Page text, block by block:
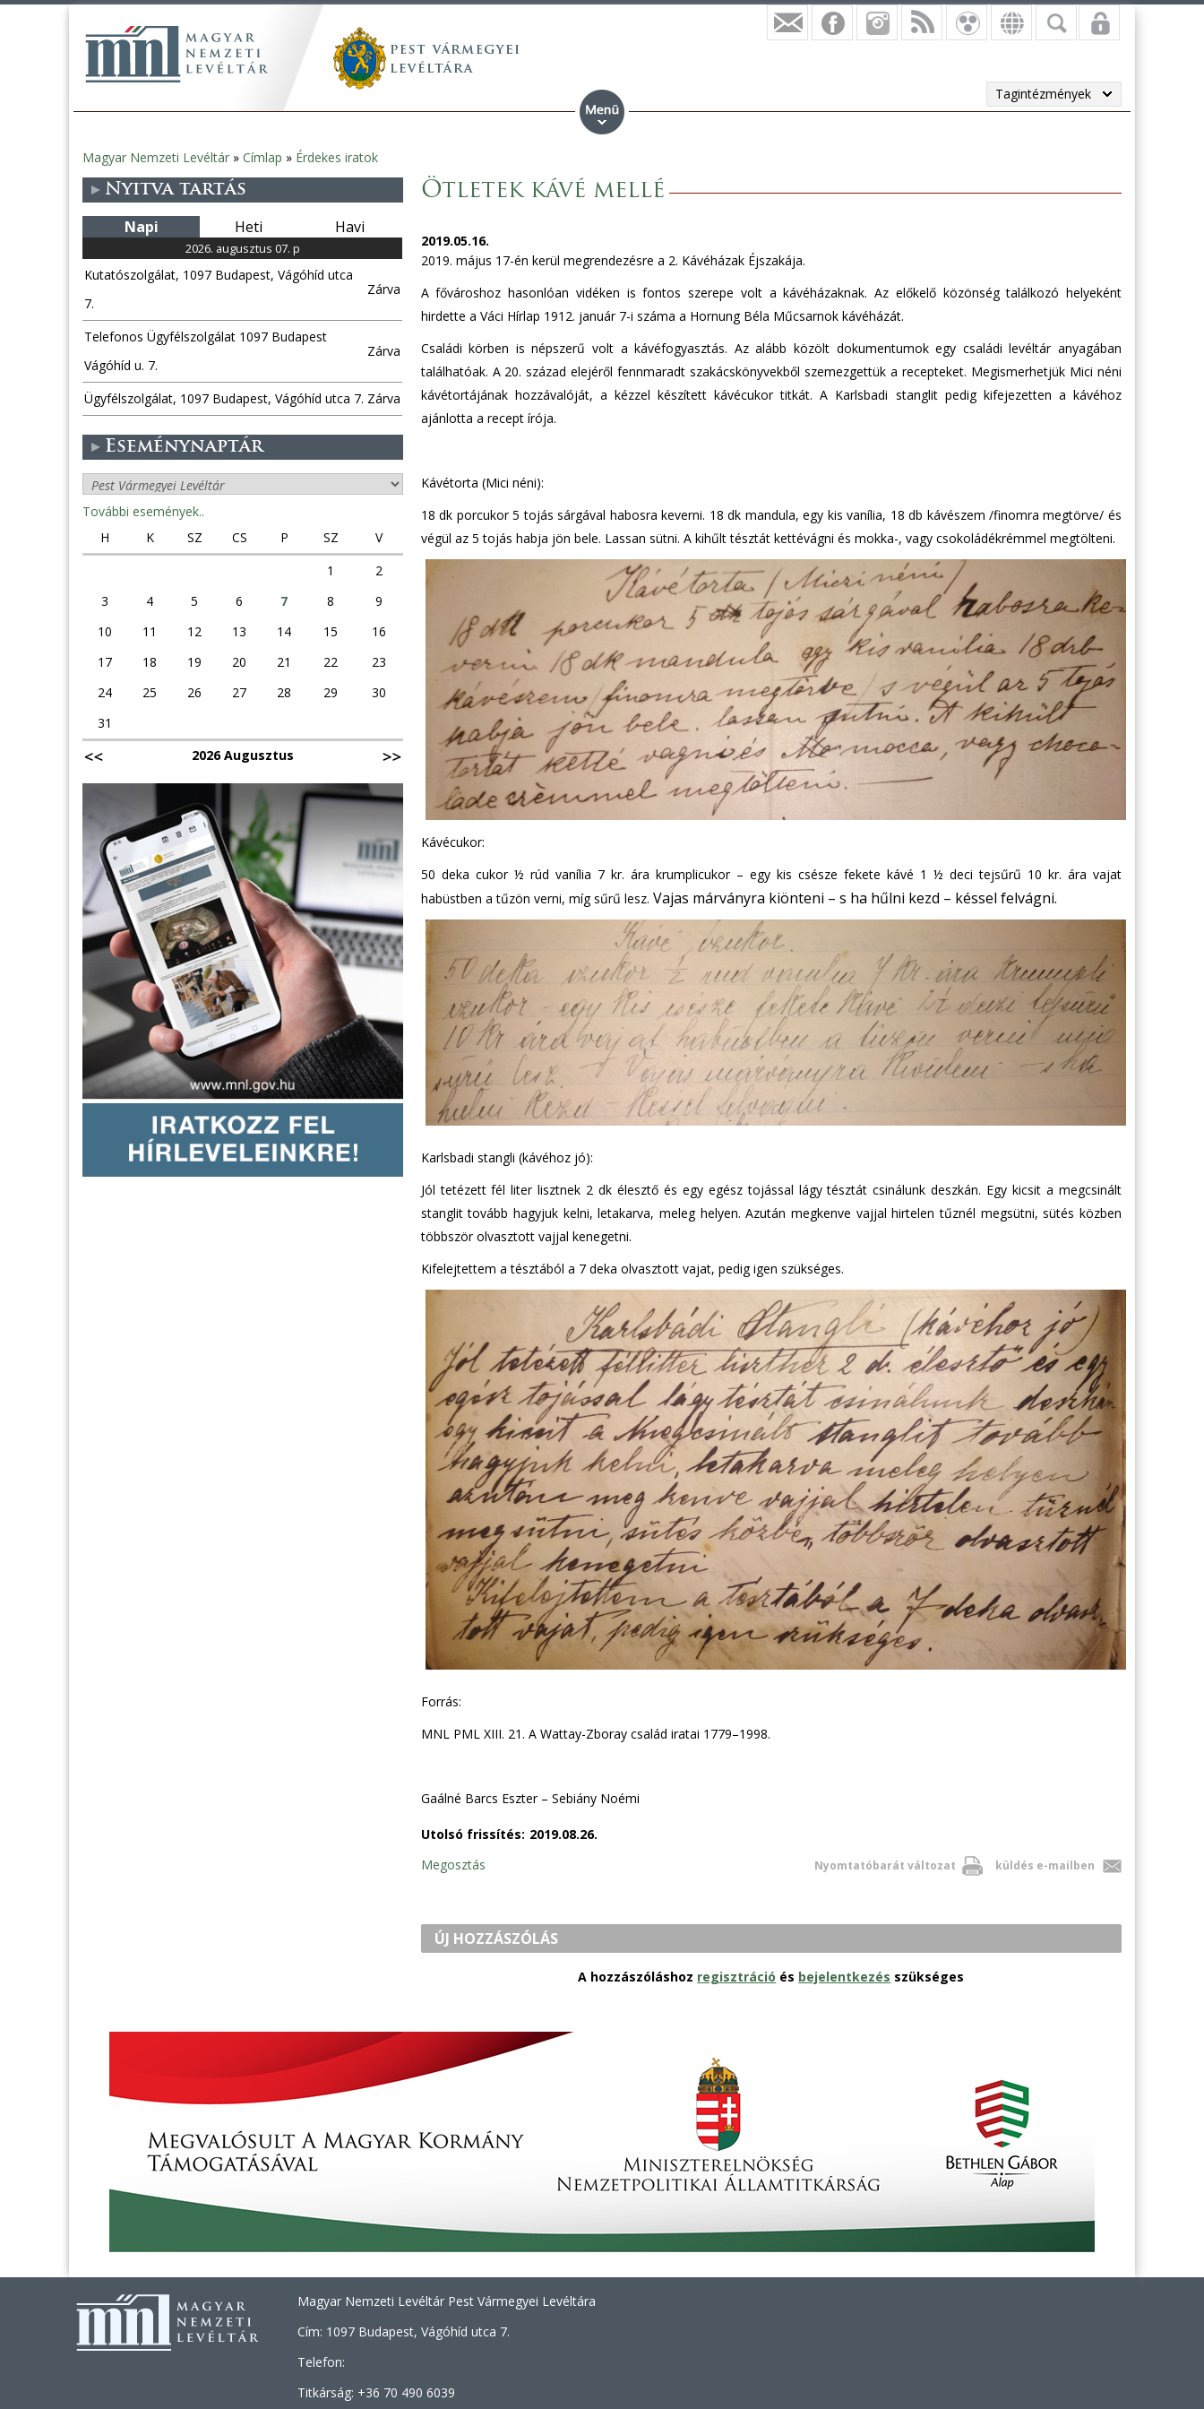
Tagintézmények
Jelenlegi
hely
Magyar Nemzeti Levéltár » Címlap » Érdekes iratok
Ötletek kávé mellé
2019.05.16.
2019. május 17-én kerül megrendezésre a 2. Kávéházak Éjszakája.
A fővároshoz hasonlóan vidéken is fontos szerepe volt a kávéházaknak. Az előkelő közönség találkozó helyeként
hirdette a Váci Hírlap 1912. január 7-i száma a Hornung Béla Műcsarnok kávéházát.
Családi körben is népszerű volt a kávéfogyasztás. Az alább közölt dokumentumok egy családi levéltár anyagában
találhatóak. A 20. század elejéről fennmaradt szakácskönyvekből szemezgettük a recepteket. Megismerhetjük Mici néni
kávétortájának hozzávalóját, a kézzel készített kávécukor titkát. A Karlsbadi stanglit pedig kifejezetten a kávéhoz
ajánlotta a recept írója.
Kávétorta (Mici néni):
18 dk porcukor 5 tojás sárgával habosra keverni. 18 dk mandula, egy kis vanília, 18 db kávészem /finomra megtörve/ és
végül az 5 tojás habja jön bele. Lassan sütni. A kihűlt tésztát kettévágni és mokka-, vagy csokoládékrémmel megtölteni.
Kávécukor:
50 deka cukor ½ rúd vanília 7 kr. ára krumplicukor – egy kis csésze fekete kávé 1 ½ deci tejsűrű 10 kr. ára vajat
habüstben a tűzön verni, míg sűrű lesz. Vajas márványra kiönteni – s ha hűlni kezd – késsel felvágni.
Karlsbadi stangli (kávéhoz jó):
Jól tetézett fél liter lisztnek 2 dk élesztő és egy egész tojással lágy tésztát csinálunk deszkán. Egy kicsit a megcsinált
stanglit tovább hagyjuk kelni, letakarva, meleg helyen. Azután megkenve vajjal hirtelen tűznél megsütni, sütés közben
többször olvasztott vajjal kenegetni.
Kifelejtettem a tésztából a 7 deka olvasztott vajat, pedig igen szükséges.
Forrás:
MNL PML XIII. 21. A Wattay-Zboray család iratai 1779–1998.
Gaálné Barcs Eszter – Sebiány Noémi
Utolsó frissítés: 2019.08.26.
Nyomtatóbarát változat küldés e-mailben
Megosztás
ÚJ HOZZÁSZÓLÁS
A hozzászóláshoz regisztráció és bejelentkezés szükséges
Nyitva tartás
Napi Heti Havi
2026. augusztus 07. p
Kutatószolgálat, 1097 Budapest, Vágóhíd utca
7.
Zárva
Telefonos Ügyfélszolgálat 1097 Budapest
Vágóhíd u. 7.
Zárva
Ügyfélszolgálat, 1097 Budapest, Vágóhíd utca 7. Zárva
Eseménynaptár
További események..
H
K SZ CS P SZ
V
1
2
3
4 5 6 7 8
9
10
11 12 13 14 15
16
17
18 19 20 21 22
23
24
25 26 27 28 29
30
31
2026 Augusztus
Magyar Nemzeti Levéltár Pest Vármegyei Levéltára
Cím: 1097 Budapest, Vágóhíd utca 7.
Telefon:
Titkárság: +36 70 490 6039